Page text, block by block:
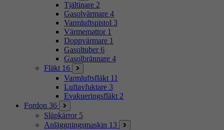
Tjältinare 2
Gasolvärmare 4
Varmluftspistol 3
Värmemattor 1
Doppvärmare 1
Gasoltuber 6
Gasolbrännare 4
Fläkt 16
Varmluftsfläkt 11
Luftavfuktare 3
Evakueringsfläkt 2
Fordon 36
Släpkärror 5
Anläggningsmaskin 13